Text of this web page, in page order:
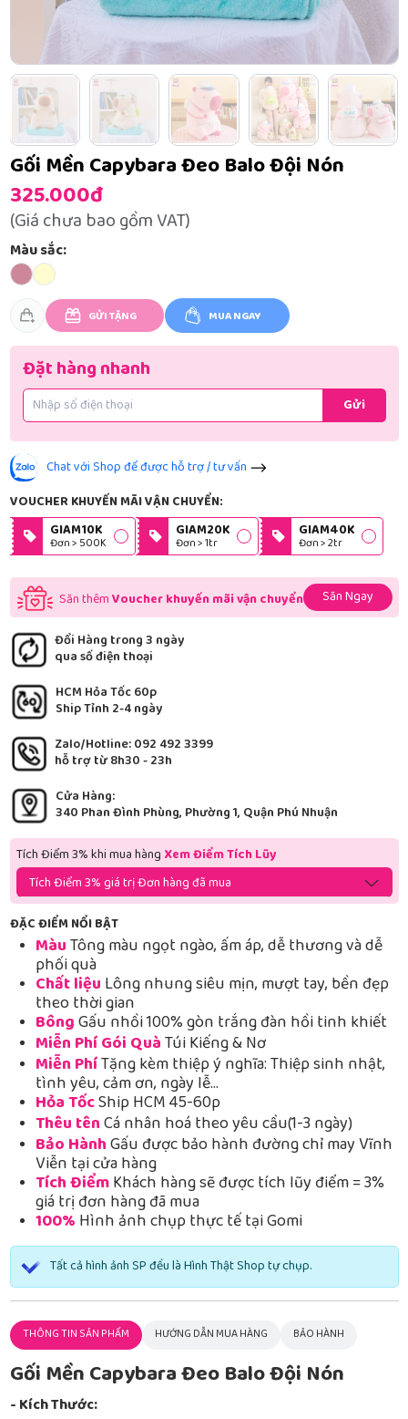
Gối Mền Capybara Đeo Balo Đội Nón
325.000đ
(Giá chưa bao gồm VAT)
Màu sắc:
GỬI TẶNG MUA NGAY
Đặt hàng nhanh
Gửi
Chat với Shop để được hỗ trợ / tư vấn
VOUCHER KHUYẾN MÃI VẬN CHUYỂN:
GIAM10K
Đơn > 500K
GIAM20K
Đơn > 1tr
GIAM40K
Đơn > 2tr
Săn thêmVoucher khuyến mãi vận chuyển Săn Ngay
Đổi Hàng trong 3 ngày
qua số điện thoại
HCM Hỏa Tốc 60p
Ship Tỉnh 2-4 ngày
Zalo/Hotline: 092 492 3399
hỗ trợ từ 8h30 - 23h
Cửa Hàng:
340 Phan Đình Phùng, Phường 1, Quận Phú Nhuận
Tích Điểm 3% khi mua hàng Xem Điểm Tích Lũy
Tích Điểm 3% giá trị Đơn hàng đã mua
ĐẶC ĐIỂM NỔI BẬT
MàuTông màu ngọt ngào, ấm áp, dễ thương và dễ
phối quà
Chất liệu Lông nhung siêu mịn, mượt tay, bền đẹp
theo thời gian
BôngGấu nhồi 100% gòn trắng đàn hồi tinh khiết
Miễn Phí Gói QuàTúi Kiếng & Nơ
Miễn PhíTặng kèm thiệp ý nghĩa: Thiệp sinh nhật,
tình yêu, cảm ơn, ngày lễ…
Hỏa TốcShip HCM 45-60p
Thêu tênCá nhân hoá theo yêu cầu(1-3 ngày)
Bảo HànhGấu được bảo hành đường chỉ may Vĩnh
Viễn tại cửa hàng
Tích ĐiểmKhách hàng sẽ được tích lũy điểm = 3%
giá trị đơn hàng đã mua
100% Hình ảnh chụp thực tế tại Gomi
Tất cả hình ảnh SP đều là Hình Thật Shop tự chụp.
THÔNG TIN SẢN PHẨM HƯỚNG DẪN MUA HÀNG BẢO HÀNH
Gối Mền Capybara Đeo Balo Đội Nón
- Kích Thước: